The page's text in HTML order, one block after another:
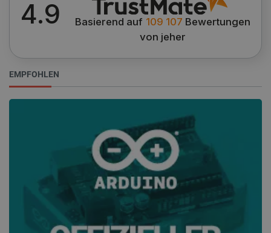
4.9 Basierend auf 109 107 Bewertungen
von jeher
EMPFOHLEN